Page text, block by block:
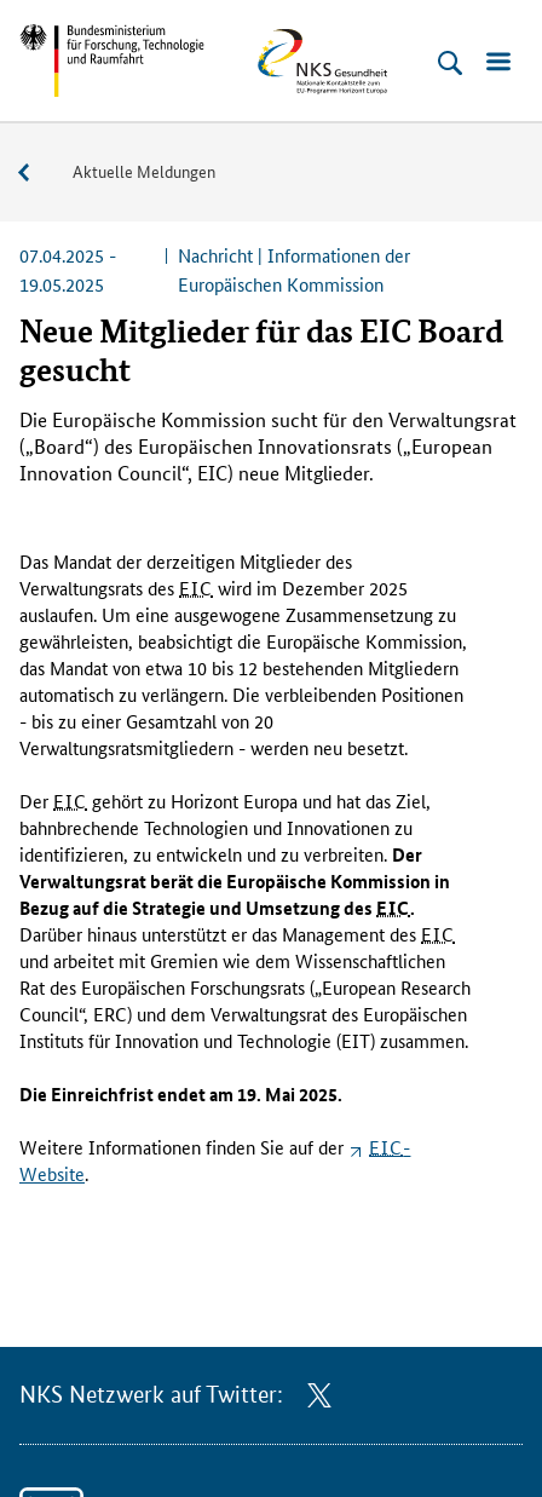
Direkt
zum
Inhalt
(Eingabetaste)
Direkt
zum
Hauptmenu
(Eingabetaste)
Direkt
zur
Suche
(Eingabetaste)
Direkt
zur
Fußleiste
(Enter)
Bundesministerium
und
NKS
Gesundheit
Service
Aktuelle Meldungen
07.04.2025 -
19.05.2025
Nachricht | Informationen der
Europäischen Kommission
Neue Mitglieder für das EIC Board
gesucht
Die Europäische Kommission sucht für den Verwaltungsrat
(„Board“) des Europäischen Innovationsrats („European
Innovation Council“, EIC) neue Mitglieder.
Das Mandat der derzeitigen Mitglieder des
Verwaltungsrats des EIC wird im Dezember 2025
auslaufen. Um eine ausgewogene Zusammensetzung zu
gewährleisten, beabsichtigt die Europäische Kommission,
das Mandat von etwa 10 bis 12 bestehenden Mitgliedern
automatisch zu verlängern. Die verbleibenden Positionen
- bis zu einer Gesamtzahl von 20
Verwaltungsratsmitgliedern - werden neu besetzt.
Der EIC gehört zu Horizont Europa und hat das Ziel,
bahnbrechende Technologien und Innovationen zu
identifizieren, zu entwickeln und zu verbreiten. Der
Verwaltungsrat berät die Europäische Kommission in
Bezug auf die Strategie und Umsetzung des EIC.
Darüber hinaus unterstützt er das Management des EIC
und arbeitet mit Gremien wie dem Wissenschaftlichen
Rat des Europäischen Forschungsrats („European Research
Council“, ERC) und dem Verwaltungsrat des Europäischen
Instituts für Innovation und Technologie (EIT) zusammen.
Die Einreichfrist endet am 19. Mai 2025.
Weitere Informationen finden Sie auf der EIC-
Website.
NKS Netzwerk auf Twitter: